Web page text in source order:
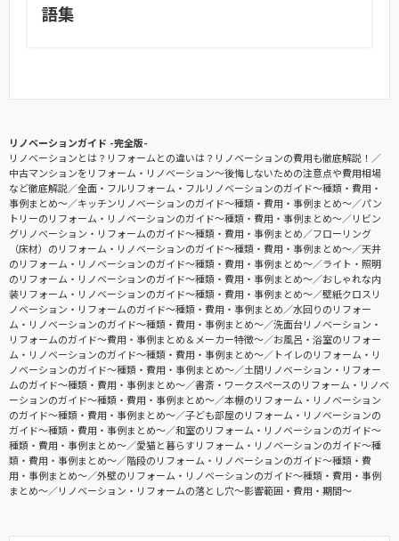
語集
リノベーションガイド -完全版-
リノベーションとは？リフォームとの違いは？リノベーションの費用も徹底解説！
中古マンションをリフォーム・リノベーション〜後悔しないための注意点や費用相場
など徹底解説
全面・フルリフォーム・フルリノベーションのガイド〜種類・費用・
事例まとめ〜
キッチンリノベーションのガイド〜種類・費用・事例まとめ〜
パン
トリーのリフォーム・リノベーションのガイド〜種類・費用・事例まとめ〜
リビン
グリノベーション・リフォームのガイド〜種類・費用・事例まとめ
フローリング
（床材）のリフォーム・リノベーションのガイド〜種類・費用・事例まとめ〜
天井
のリフォーム・リノベーションのガイド〜種類・費用・事例まとめ〜
ライト・照明
のリフォーム・リノベーションのガイド〜種類・費用・事例まとめ〜
おしゃれな内
装リフォーム・リノベーションのガイド〜種類・費用・事例まとめ〜
壁紙クロスリ
ノベーション・リフォームのガイド〜種類・費用・事例まとめ
水回りのリフォー
ム・リノベーションのガイド〜種類・費用・事例まとめ〜
洗面台リノベーション・
リフォームのガイド〜費用・事例まとめ＆メーカー特徴〜
お風呂・浴室のリフォー
ム・リノベーションのガイド〜種類・費用・事例まとめ〜
トイレのリフォーム・リ
ノベーションのガイド〜種類・費用・事例まとめ〜
土間リノベーション・リフォー
ムのガイド〜種類・費用・事例まとめ〜
書斎・ワークスペースのリフォーム・リノベ
ーションのガイド〜種類・費用・事例まとめ〜
本棚のリフォーム・リノベーション
のガイド〜種類・費用・事例まとめ〜
子ども部屋のリフォーム・リノベーションの
ガイド〜種類・費用・事例まとめ〜
和室のリフォーム・リノベーションのガイド〜
種類・費用・事例まとめ〜
愛猫と暮らすリフォーム・リノベーションのガイド〜種
類・費用・事例まとめ〜
階段のリフォーム・リノベーションのガイド〜種類・費
用・事例まとめ〜
外壁のリフォーム・リノベーションのガイド〜種類・費用・事例
まとめ〜
リノベーション・リフォームの落とし穴～影響範囲・費用・期間～